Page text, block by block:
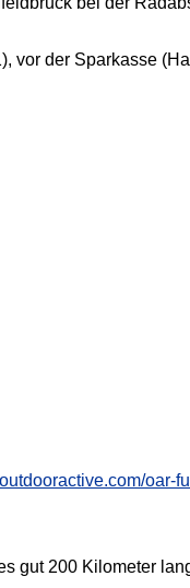
vor der Sparkasse
oar-
gut 200 Kilometer